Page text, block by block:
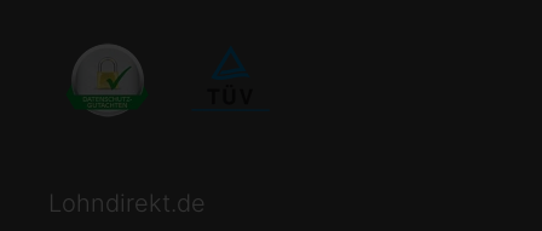
Lohndirekt.de